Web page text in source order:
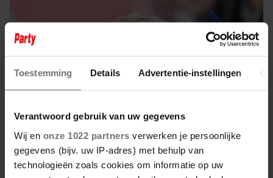
Toestemming Details Advertentie-instellingen
Verantwoord gebruik van uw gegevens
Wij en onze 1022 partners verwerken je persoonlijke
gegevens (bijv. uw IP-adres) met behulp van
technologieën zoals cookies om informatie op uw